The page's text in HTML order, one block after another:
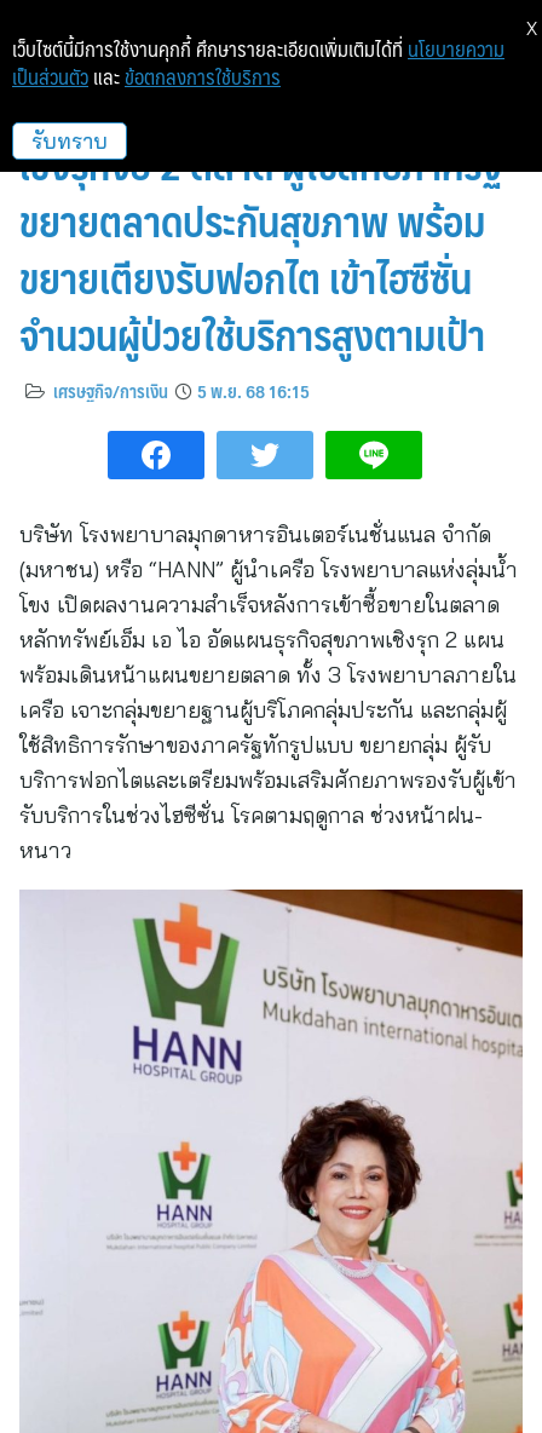
HANN เดินแผนธุรกิจ โรงพยาบาล
เชิงรุกจับ 2 ตลาด ผู้ใช้สิทธิภาครัฐ
ขยายตลาดประกันสุขภาพ พร้อม
ขยายเตียงรับฟอกไต เข้าไฮซีซั่น
จำนวนผู้ป่วยใช้บริการสูงตามเป้า
เศรษฐกิจ/การเงิน 5 พ.ย. 68 16:15
บริษัท โรงพยาบาลมุกดาหารอินเตอร์เนชั่นแนล จำกัด
(มหาชน) หรือ “HANN” ผู้นำเครือ โรงพยาบาลแห่งลุ่มน้ำ
โขง เปิดผลงานความสำเร็จหลังการเข้าซื้อขายในตลาด
หลักทรัพย์เอ็ม เอ ไอ อัดแผนธุรกิจสุขภาพเชิงรุก 2 แผน
พร้อมเดินหน้าแผนขยายตลาด ทั้ง 3 โรงพยาบาลภายใน
เครือ เจาะกลุ่มขยายฐานผู้บริโภคกลุ่มประกัน และกลุ่มผู้
ใช้สิทธิการรักษาของภาครัฐทักรูปแบบ ขยายกลุ่ม ผู้รับ
บริการฟอกไตและเตรียมพร้อมเสริมศักยภาพรองรับผู้เข้า
รับบริการในช่วงไฮซีซั่น โรคตามฤดูกาล ช่วงหน้าฝน-
หนาว
เว็บไซต์นี้มีการใช้งานคุกกี้ ศึกษารายละเอียดเพิ่มเติมได้ที่ นโยบายความ
เป็นส่วนตัว และ ข้อตกลงการใช้บริการ
รับทราบ
X